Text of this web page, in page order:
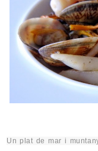
Un plat de mar i